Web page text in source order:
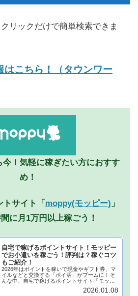
リックだけで簡単検索できま
はこちら！（タウンワー
！気軽に稼ぎたい方におすす
め！
トサイト「 moppy(モッピー) 」
に月1万円以上稼ごう！
自宅で稼げるポイントサイト！モッピー
でお小遣いを稼ごう！評判は？稼ぐコツ
もご紹介！
2026年はポイントを稼いで現金やギフト券、マ
イルなどと交換する「ポイ活」がブームに！そ
んな中、自宅で稼げるポイントサイト「モッピ
ー」が注目されています！モッピーに登録し、
自宅でポイントを稼げば、あなたも月1万円稼ぐ
2026.01.08